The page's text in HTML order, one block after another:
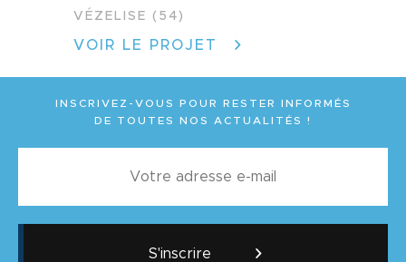
VÉZELISE (54)
VOIR LE PROJET
INSCRIVEZ-VOUS POUR RESTER INFORMÉS
DE TOUTES NOS ACTUALITÉS !
S'inscrire